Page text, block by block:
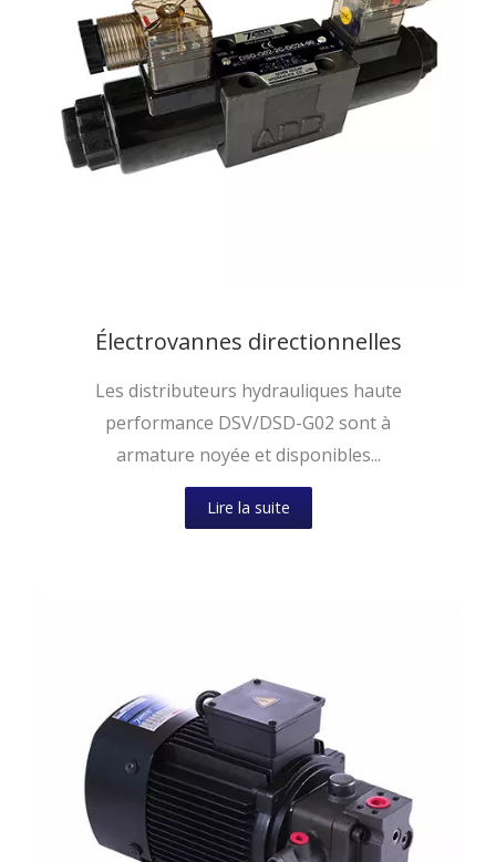
Électrovannes directionnelles
Les distributeurs hydrauliques haute
performance DSV/DSD-G02 sont à
armature noyée et disponibles...
Lire la suite